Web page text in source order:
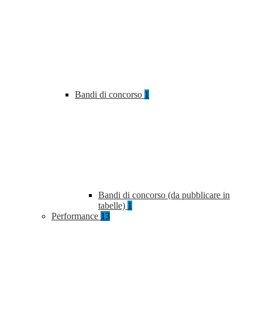
Bandi di concorso 1
Bandi di concorso (da pubblicare in
tabelle) 1
Performance 13